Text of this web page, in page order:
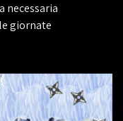
necessaria
giornate